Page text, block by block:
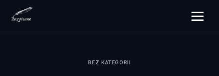
rozpisane.pl
BEZ KATEGORII